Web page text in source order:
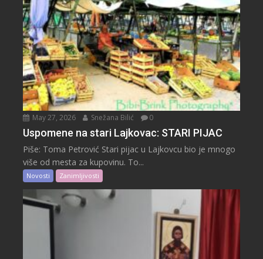
May 27, 2026 Snežana Bilić 0
Uspomene na stari Lajkovac: STARI PIJAC
Piše: Toma Petrović Stari pijac u Lajkovcu bio je mnogo
više od mesta za kupovinu. To...
Novosti Zanimljivosti